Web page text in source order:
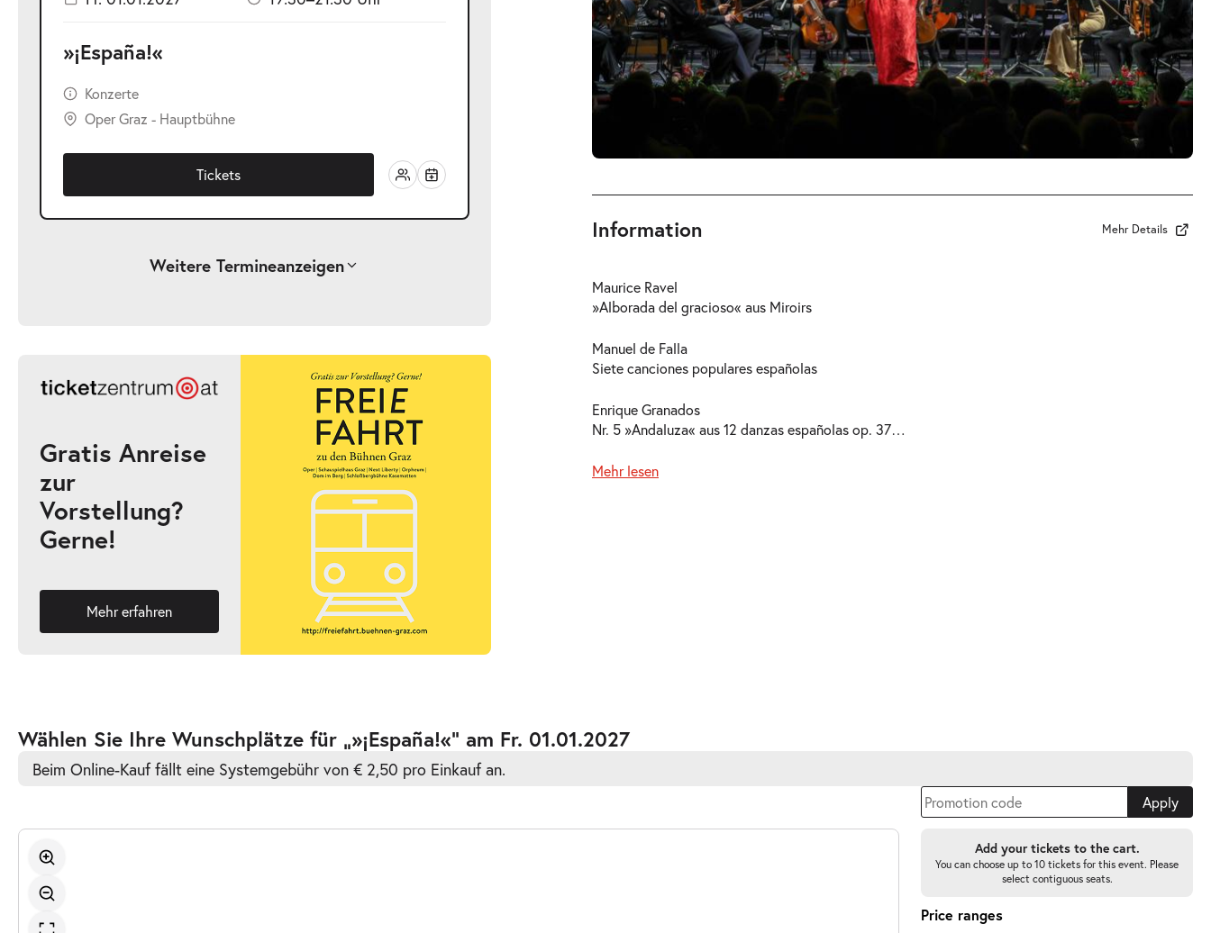
»¡España!«
Konzerte
Oper Graz - Hauptbühne
Tickets
Weitere Termineanzeigen
15:00–17:00 Uhr
Tickets
Gratis Anreise
zur
Vorstellung?
Gerne!
Mehr erfahren
Information Mehr Details
Maurice Ravel
»Alborada del gracioso« aus Miroirs
Manuel de Falla
Siete canciones populares españolas
Enrique Granados
Nr. 5 »Andaluza« aus12 danzas españolasop. 37…
Mehr lesen
Wählen Sie Ihre Wunschplätze für „»¡España!«” am Fr. 01.01.2027
Beim Online-Kauf fällt eine Systemgebühr von € 2,50 pro Einkauf an.
Zur
barrierefreien
automatischen
Apply
Add your tickets to the cart.
You can choose up to 10 tickets for this event. Please
select contiguous seats.
Price ranges